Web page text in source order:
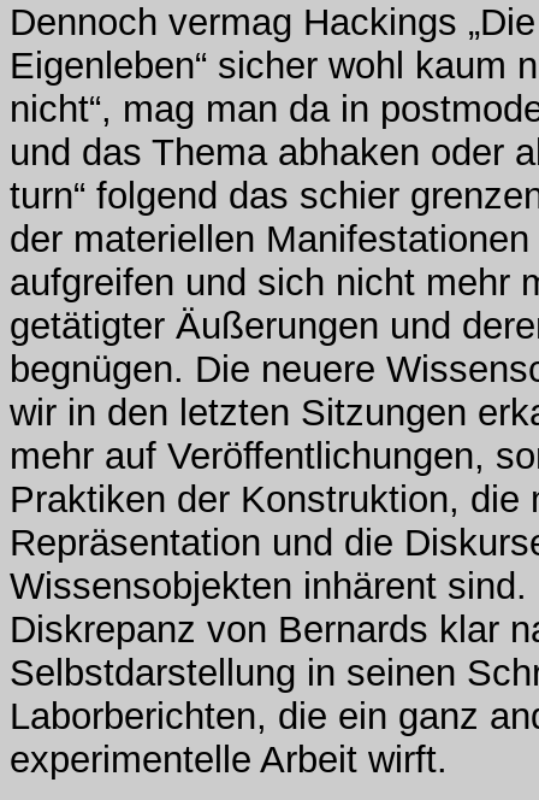
Dennoch vermag Hackings
Eigenleben“ sicher wohl kaum
nicht“, mag man da in
und das Thema abhaken oder
turn“ folgend das schier
der materiellen
aufgreifen und sich nicht mehr
getätigter Äußerungen und
begnügen. Die neuere
wir in den letzten Sitzungen
mehr auf Veröffentlichungen,
Praktiken der Konstruktion, die
Repräsentation und die
Wissensobjekten inhärent
Diskrepanz von Bernards klar
Selbstdarstellung in seinen
Laborberichten, die ein ganz
experimentelle Arbeit wirft.